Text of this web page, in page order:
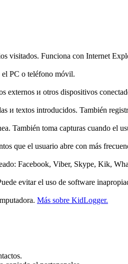
visitados. Funciona con Internet
el PC o teléfono móvil.
externos и otros dispositivos
и textos introducidos. También
También toma capturas cuando el
que el usuario abre con más
Facebook, Viber, Skype, Kik,
evitar el uso de software
Más sobre KidLogger.